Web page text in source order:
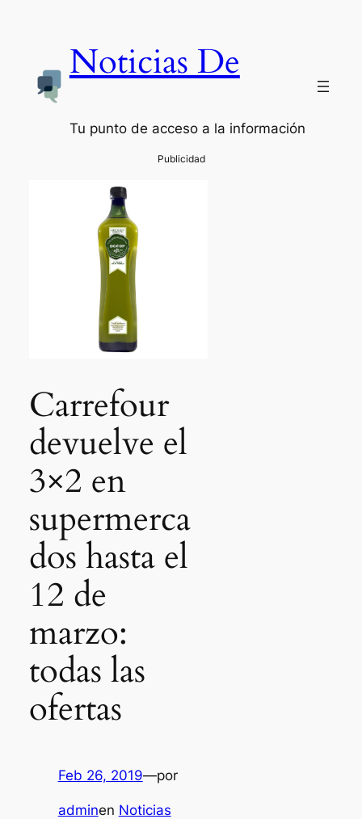
Noticias De
Tu punto de acceso a la información
Carrefour
devuelve el
3×2 en
supermerca
dos hasta el
12 de
marzo:
todas las
ofertas
Feb 26, 2019—por
adminen Noticias